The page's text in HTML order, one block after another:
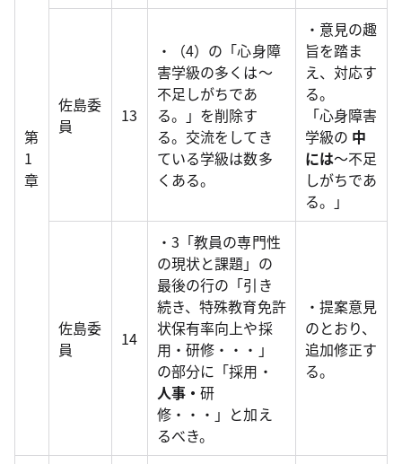
第
1
章
佐島委
員
13
・（4）の「心身障
害学級の多くは～
不足しがちであ
る。」を削除す
る。交流をしてき
ている学級は数多
くある。
・意見の趣
旨を踏ま
え、対応す
る。
「心身障害
学級の 中
には～不足
しがちであ
る。」
佐島委
員
14
・3「教員の専門性
の現状と課題」の
最後の行の「引き
続き、特殊教育免許
状保有率向上や採
用・研修・・・」
の部分に「採用・
人事・研
修・・・」と加え
るべき。
・提案意見
のとおり、
追加修正す
る。